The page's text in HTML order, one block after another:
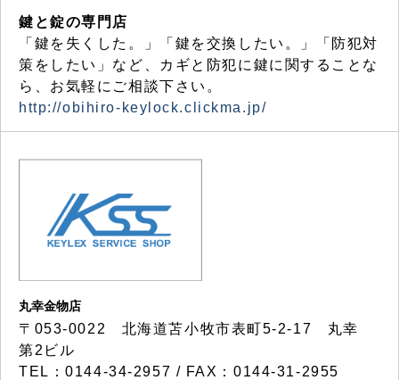
鍵と錠の専門店
「鍵を失くした。」「鍵を交換したい。」「防犯対
策をしたい」など、カギと防犯に鍵に関することな
ら、お気軽にご相談下さい。
http://obihiro-keylock.clickma.jp/
丸幸金物店
〒053-0022 北海道苫小牧市表町5-2-17 丸幸
第2ビル
TEL：0144-34-2957 / FAX：0144-31-2955